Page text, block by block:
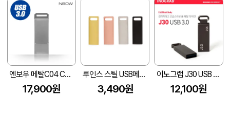
엔보우 메탈C04 C타입 OTG 3.0 USB
17,900원
루인스 스틸 USB메모리 (4~128G)
3,490원
이노그랩 J30 USB 3.0 (16GB~256GB)
12,100원